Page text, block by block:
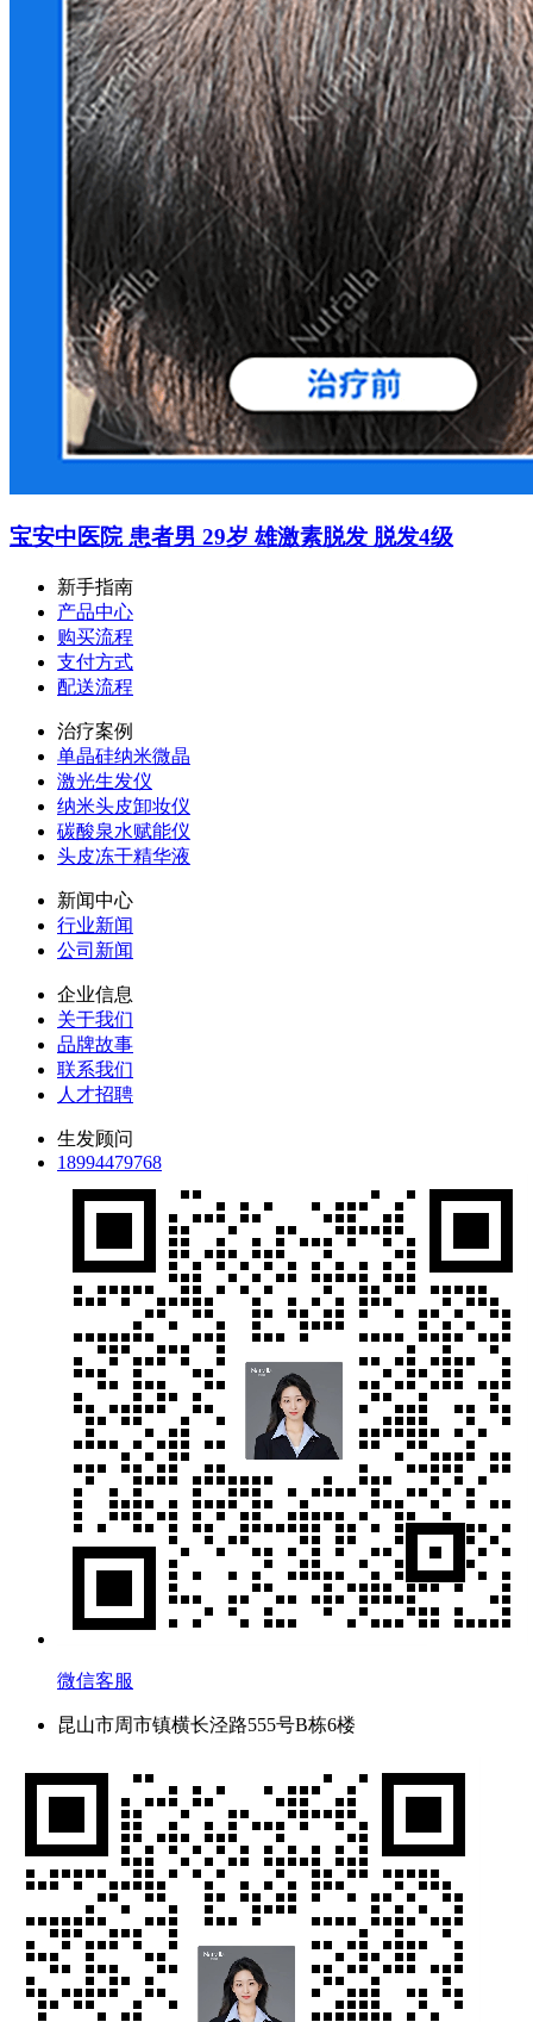
宝安中医院 患者男 29岁 雄激素脱发 脱发4级
新手指南
产品中心
购买流程
支付方式
配送流程
治疗案例
单晶硅纳米微晶
激光生发仪
纳米头皮卸妆仪
碳酸泉水赋能仪
头皮冻干精华液
新闻中心
行业新闻
公司新闻
企业信息
关于我们
品牌故事
联系我们
人才招聘
生发顾问
18994479768
微信客服
昆山市周市镇横长泾路555号B栋6楼